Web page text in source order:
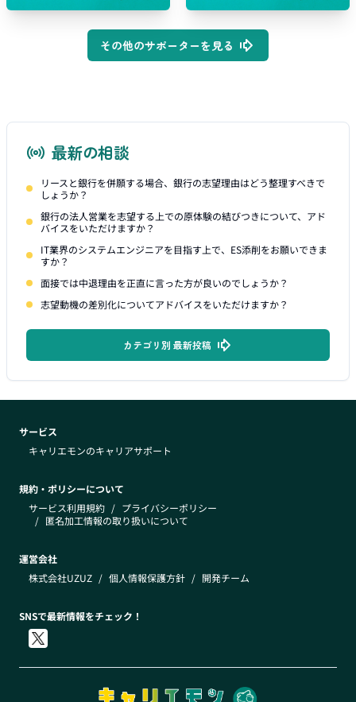
その他のサポーターを見る
最新の相談
リースと銀行を併願する場合、銀行の志望理由はどう整理すべきで
しょうか？
銀行の法人営業を志望する上での原体験の結びつきについて、アド
バイスをいただけますか？
IT業界のシステムエンジニアを目指す上で、ES添削をお願いできま
すか？
面接では中退理由を正直に言った方が良いのでしょうか？
志望動機の差別化についてアドバイスをいただけますか？
カテゴリ別 最新投稿
サービス
キャリエモンのキャリアサポート
規約・ポリシーについて
サービス利用規約 / プライバシーポリシー
/ 匿名加工情報の取り扱いについて
運営会社
株式会社UZUZ / 個人情報保護方針 / 開発チーム
SNSで最新情報をチェック！